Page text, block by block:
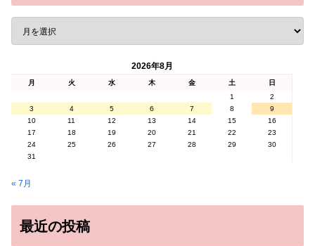
2026年8月
月 火 水 木 金 土
日
1
2
3
4 5 6 7 8
9
10
11 12 13 14 15
16
17
18 19 20 21 22
23
24
25 26 27 28 29
30
31
« 7月
最近の投稿